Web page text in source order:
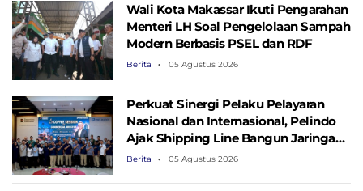
Wali Kota Makassar Ikuti Pengarahan
Menteri LH Soal Pengelolaan Sampah
Modern Berbasis PSEL dan RDF
Berita 05 Agustus 2026
Perkuat Sinergi Pelaku Pelayaran
Nasional dan Internasional, Pelindo
Ajak Shipping Line Bangun Jaringan
Logistik Terintegrasi
Berita 05 Agustus 2026